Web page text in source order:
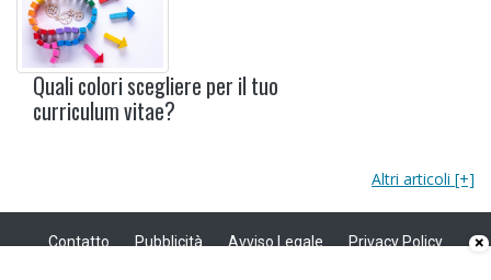
Quali colori scegliere per il tuo
curriculum vitae?
Altri articoli [+]
Contatto Pubblicità Avviso Legale
Privacy Policy
×